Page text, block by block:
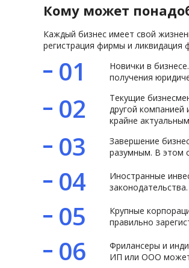
Кому может
Каждый бизнес имеет свой
регистрация фирмы и ликвидация
01
Новички в
получения
02
Текущие
другой
крайне
03
Завершение
разумным. В этом
04
Иностранные
05
Крупные
правильно
06
Фрилансеры и
ИП или ООО